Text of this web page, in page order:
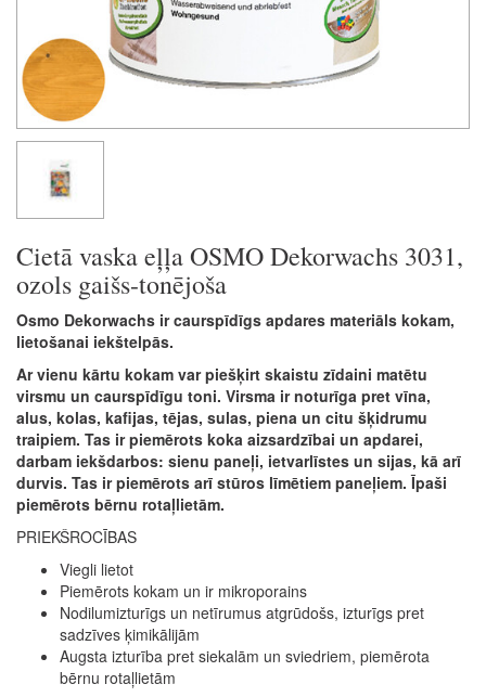
Cietā vaska eļļa OSMO Dekorwachs 3031,
ozols gaišs-tonējoša
Osmo Dekorwachs ir caurspīdīgs apdares materiāls kokam,
lietošanai iekštelpās.
Ar vienu kārtu kokam var piešķirt skaistu zīdaini matētu
virsmu un caurspīdīgu toni. Virsma ir noturīga pret vīna,
alus, kolas, kafijas, tējas, sulas, piena un citu šķidrumu
traipiem. Tas ir piemērots koka aizsardzībai un apdarei,
darbam iekšdarbos: sienu paneļi, ietvarlīstes un sijas, kā arī
durvis. Tas ir piemērots arī stūros līmētiem paneļiem. Īpaši
piemērots bērnu rotaļlietām.
PRIEKŠROCĪBAS
Viegli lietot
Piemērots kokam un ir mikroporains
Nodilumizturīgs un netīrumus atgrūdošs, izturīgs pret
sadzīves ķimikālijām
Augsta izturība pret siekalām un sviedriem, piemērota
bērnu rotaļlietām